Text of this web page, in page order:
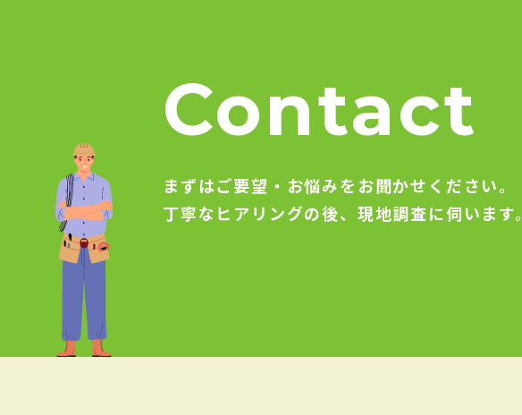
Contact
まずはご要望・お悩みをお聞かせください。
丁寧なヒアリングの後、現地調査に伺います。